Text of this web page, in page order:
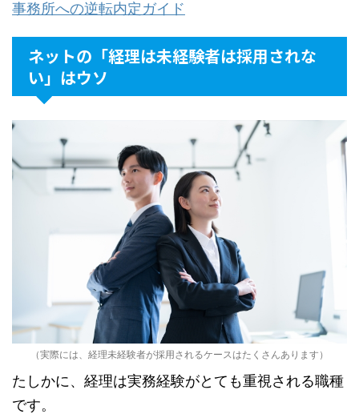
事務所への逆転内定ガイド
ネットの「経理は未経験者は採用されな
い」はウソ
（実際には、経理未経験者が採用されるケースはたくさんあります）
たしかに、経理は実務経験がとても重視される職種
です。